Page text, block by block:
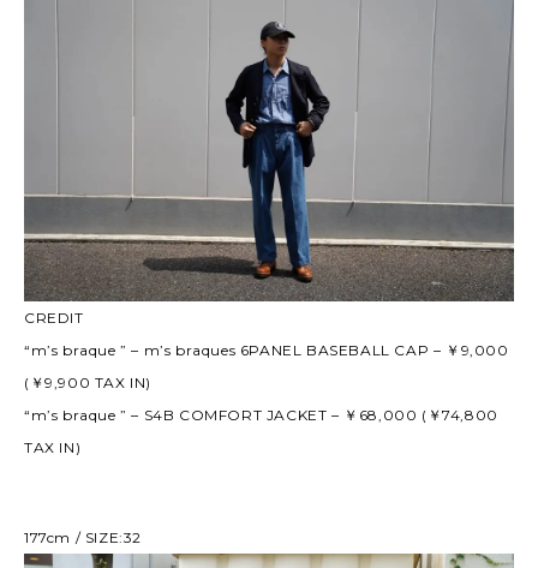
CREDIT
“m’s braque ” – m’s braques 6PANEL BASEBALL CAP – ￥9,000
(￥9,900 TAX IN)
“m’s braque ” – S4B COMFORT JACKET – ￥68,000 (￥74,800
TAX IN)
177cm / SIZE:32